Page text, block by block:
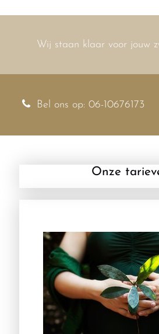
Wij staan klaar voor jouw
Bel ons op: 06-10676173
Onze